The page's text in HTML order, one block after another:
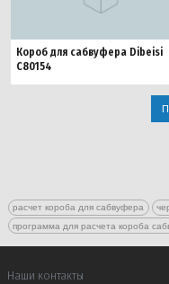
Короб для сабвуфера Dibeisi
C80154
расчет короба для сабвуфера
программа для расчета короба
Наши контакты